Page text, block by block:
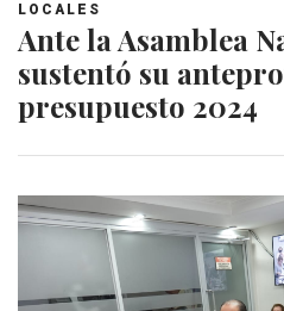
LOCALES
Ante la Asamblea
sustentó su
presupuesto 2024